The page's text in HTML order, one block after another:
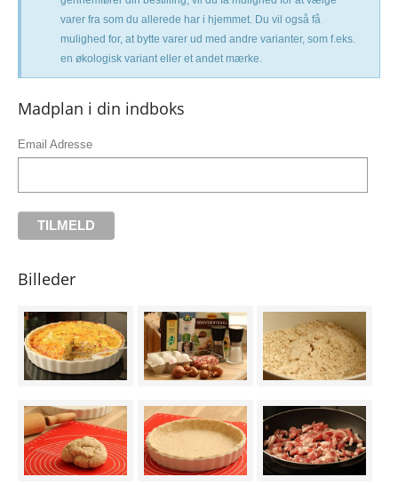
varer fra som du allerede har i hjemmet. Du vil også få
mulighed for, at bytte varer ud med andre varianter, som f.eks.
en økologisk variant eller et andet mærke.
Madplan i din indboks
Email Adresse
Billeder